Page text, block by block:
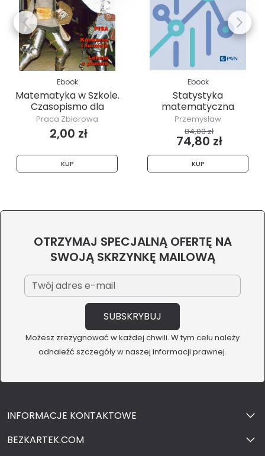
Ebook
Matematyka w Szkole.
Czasopismo dla
nauczycieli...
Praca Zbiorowa
2,00 zł
KUP
Ebook
Statystyka
matematyczna
Przemysław
Grzegorzewski
84,00 zł
74,80 zł
KUP
OTRZYMAJ SPECJALNĄ OFERTĘ NA
SWOJĄ SKRZYNKĘ MAILOWĄ
Możesz zrezygnować w każdej chwili. W tym celu należy
odnaleźć szczegóły w naszej informacji prawnej.
INFORMACJE KONTAKTOWE
BEZKARTEK.COM